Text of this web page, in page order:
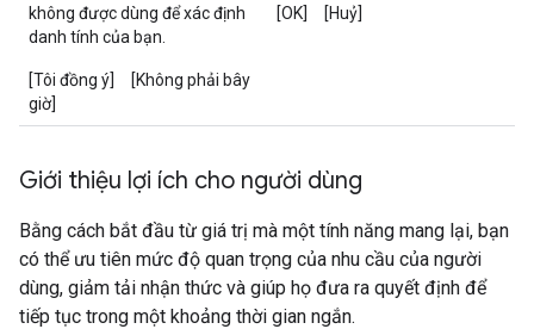
không được dùng để xác định
danh tính của bạn.
[Tôi đồng ý] [Không phải bây
giờ]
[OK] [Huỷ]
Giới thiệu lợi ích cho người dùng
Bằng cách bắt đầu từ giá trị mà một tính năng mang lại, bạn
có thể ưu tiên mức độ quan trọng của nhu cầu của người
dùng, giảm tải nhận thức và giúp họ đưa ra quyết định để
tiếp tục trong một khoảng thời gian ngắn.